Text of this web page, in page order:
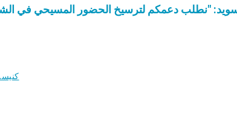
"نطلب دعمكم لترسيخ الحضور المسيحي في